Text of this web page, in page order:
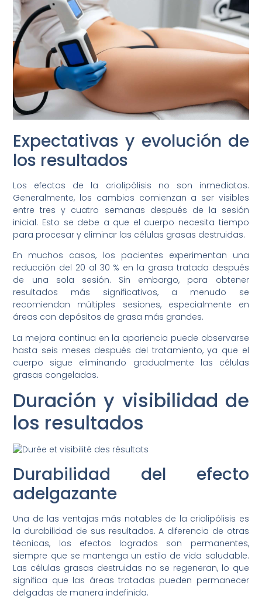
Expectativas y evolución de
los resultados
Los efectos de la criolipólisis no son inmediatos.
Generalmente, los cambios comienzan a ser visibles
entre tres y cuatro semanas después de la sesión
inicial. Esto se debe a que el cuerpo necesita tiempo
para procesar y eliminar las células grasas destruidas.
En muchos casos, los pacientes experimentan una
reducción del 20 al 30 % en la grasa tratada después
de una sola sesión. Sin embargo, para obtener
resultados más significativos, a menudo se
recomiendan múltiples sesiones, especialmente en
áreas con depósitos de grasa más grandes.
La mejora continua en la apariencia puede observarse
hasta seis meses después del tratamiento, ya que el
cuerpo sigue eliminando gradualmente las células
grasas congeladas.
Duración y visibilidad de
los resultados
Durabilidad del efecto
adelgazante
Una de las ventajas más notables de la criolipólisis es
la durabilidad de sus resultados. A diferencia de otras
técnicas, los efectos logrados son permanentes,
siempre que se mantenga un estilo de vida saludable.
Las células grasas destruidas no se regeneran, lo que
significa que las áreas tratadas pueden permanecer
delgadas de manera indefinida.